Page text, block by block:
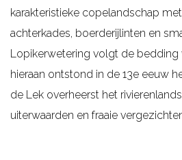
karakteristieke copelandschap
achterkades, boerderijlinten en
Lopikerwetering volgt de bedding
hieraan ontstond in de 13e eeuw
de Lek overheerst het
uiterwaarden en fraaie